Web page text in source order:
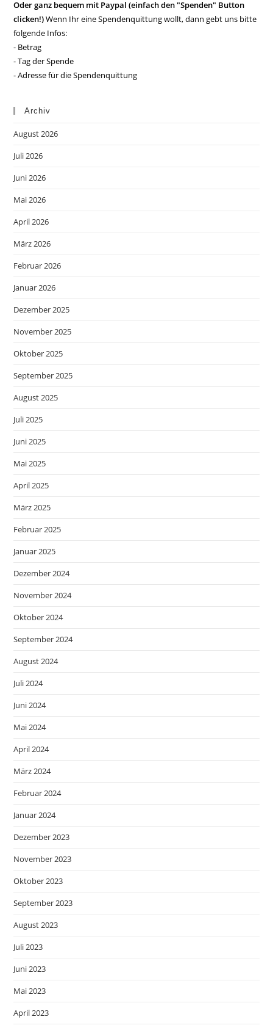
Oder ganz bequem mit Paypal (einfach den "Spenden" Button
clicken!)Wenn Ihr eine Spendenquittung wollt, dann gebt uns bitte
folgende Infos:
- Betrag
- Tag der Spende
- Adresse für die Spendenquittung
Archiv
August 2026
Juli 2026
Juni 2026
Mai 2026
April 2026
März 2026
Februar 2026
Januar 2026
Dezember 2025
November 2025
Oktober 2025
September 2025
August 2025
Juli 2025
Juni 2025
Mai 2025
April 2025
März 2025
Februar 2025
Januar 2025
Dezember 2024
November 2024
Oktober 2024
September 2024
August 2024
Juli 2024
Juni 2024
Mai 2024
April 2024
März 2024
Februar 2024
Januar 2024
Dezember 2023
November 2023
Oktober 2023
September 2023
August 2023
Juli 2023
Juni 2023
Mai 2023
April 2023